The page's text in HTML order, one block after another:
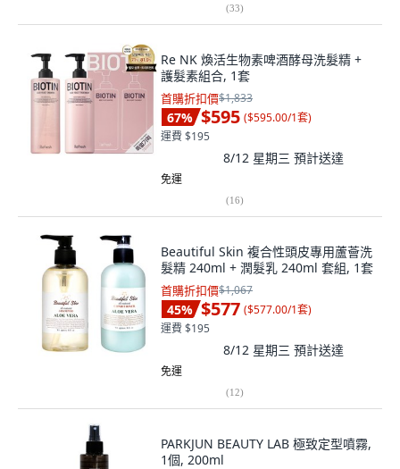
(33)
Re NK 煥活生物素啤酒酵母洗髮精 +
護髮素組合, 1套
首購折扣價$1,833
67% $595 ($595.00/1套)
運費 $195
8/12 星期三 預計送達
免運
(16)
Beautiful Skin 複合性頭皮專用蘆薈洗
髮精 240ml + 潤髮乳 240ml 套組, 1套
首購折扣價$1,067
45% $577 ($577.00/1套)
運費 $195
8/12 星期三 預計送達
免運
(12)
PARKJUN BEAUTY LAB 極致定型噴霧,
1個, 200ml